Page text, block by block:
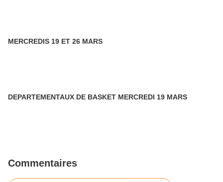
MERCREDIS 19 ET 26 MARS
DEPARTEMENTAUX DE BASKET MERCREDI 19 MARS
Commentaires